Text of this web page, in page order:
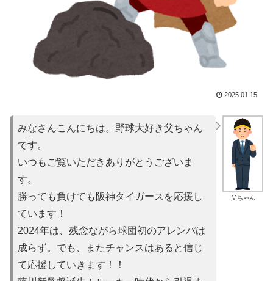
2025.01.15
父ちゃん
みなさんこんにちは。野球大好き父ちゃん
です。
いつもご覧いただきありがとうございま
す。
勝っても負けても阪神タイガースを応援し
ています！
2024年は、残念ながら球団初のアレンパは
成らず。でも、またチャンスはあると信じ
て応援していきます！！